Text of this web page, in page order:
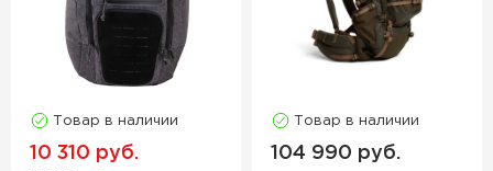
Товар в наличии
10 310 руб.
Товар в наличии
104 990 руб.